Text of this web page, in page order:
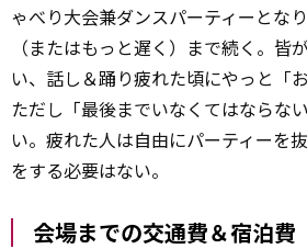
ゃべり大会兼ダンスパーティーとな
（またはもっと遅く）まで続く。皆
い、話し＆踊り疲れた頃にやっと「
ただし「最後までいなくてはならな
い。疲れた人は自由にパーティーを
をする必要はない。
会場までの交通費＆宿泊費